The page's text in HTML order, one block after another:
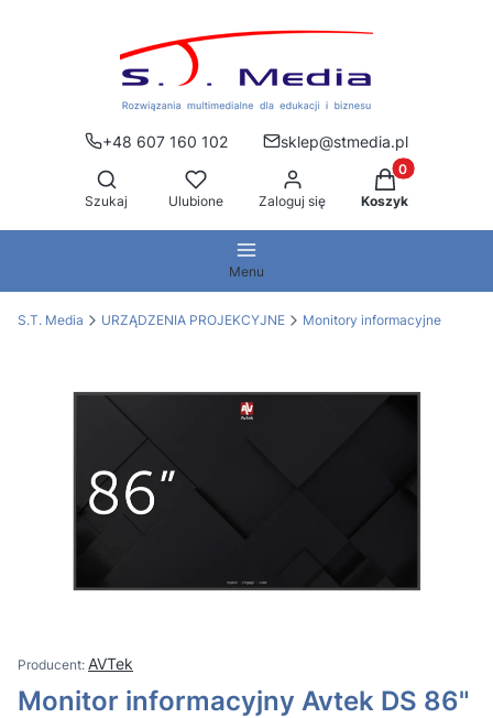
+48 607 160 102
sklep@stmedia.pl
Otwórz wyszukiwarkę
Szukaj Ulubione Zaloguj się
Produkty w
Koszyk
Menu
S.T. Media URZĄDZENIA PROJEKCYJNE Monitory informacyjne
AVTek
Monitor informacyjny Avtek DS 86"